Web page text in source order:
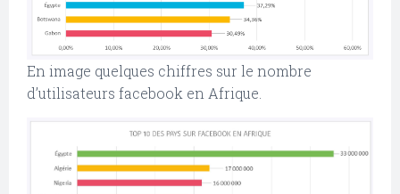
En image quelques chiffres sur le nombre
d’utilisateurs facebook en Afrique.